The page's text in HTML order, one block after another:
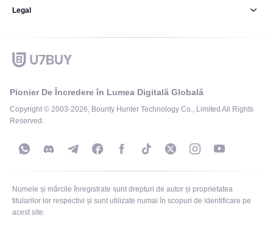
Pionier De Încredere în Lumea Digitală Globală
Copyright © 2003-2026, Bounty Hunter Technology Co., Limited All Rights
Reserved.
Legal
Numele și mărcile înregistrate sunt drepturi de autor și proprietatea
titularilor lor respectivi și sunt utilizate numai în scopuri de identificare pe
acest site.